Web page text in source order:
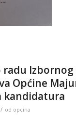
radu Izbornog
Općine
kandidatura
/ od opcina